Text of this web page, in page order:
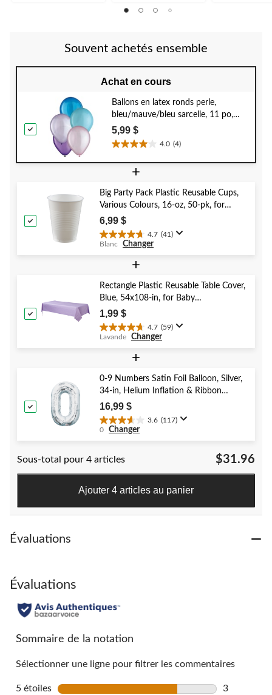
5.
Souvent achetés ensemble
Achat en cours
Ballons en latex ronds perle,
bleu/mauve/bleu sarcelle, 11 po,
paq. 15, pour fête d'anniversaire
5,99 $
4.0 (4)
4.0
étoile(s)
4
évaluations
+
Big Party Pack Plastic Reusable Cups,
Various Colours, 16-oz, 50-pk, for
Christmas/Thanksgiving/New Year's
Eve/Birthday Party
6,99 $
4.7 (41)
4.7
étoile(s)
41
évaluations
Blanc Changer
+
Rectangle Plastic Reusable Table Cover,
Blue, 54x108-in, for Baby
Shower/Hanukkah/Birthday Party
1,99 $
4.7 (59)
4.7
étoile(s)
59
évaluations
Lavande Changer
+
0-9 Numbers Satin Foil Balloon, Silver,
34-in, Helium Inflation & Ribbon
Included for Birthday/Graduation/New
Year's Eve/Anniversary
16,99 $
3.6 (117)
3.6
étoile(s)
5.
0 Changer
Sous-total pour 4 articles $31.96
Ajouter 4 articles au panier
Évaluations
Évaluations
Sommaire de la notation
Sélectionner une ligne pour filtrer les commentaires
5 étoiles étoiles
3